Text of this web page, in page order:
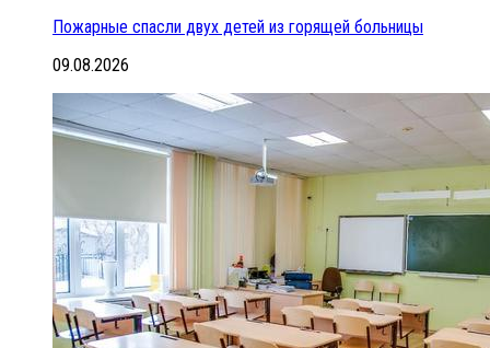
Пожарные спасли двух детей из горящей больницы
09.08.2026